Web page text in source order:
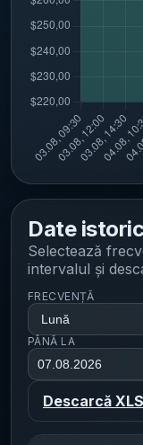
Date
Selectează
intervalul și
FRECVENȚĂ
PÂNĂ LA
Descarcă